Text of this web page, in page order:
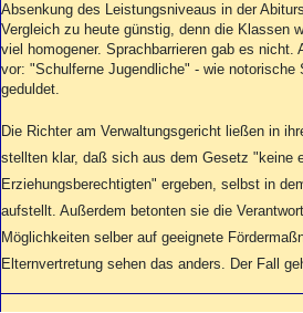
Absenkung des Leistungsniveaus in der
Vergleich zu heute günstig, denn die Klassen
viel homogener. Sprachbarrieren gab es
vor: "Schulferne Jugendliche" - wie
geduldet.
Die Richter am Verwaltungsgericht ließen in
stellten klar, daß sich aus dem Gesetz "keine
Erziehungsberechtigten" ergeben, selbst in
aufstellt. Außerdem betonten sie die
Möglichkeiten selber auf geeignete
Elternvertretung sehen das anders. Der Fall